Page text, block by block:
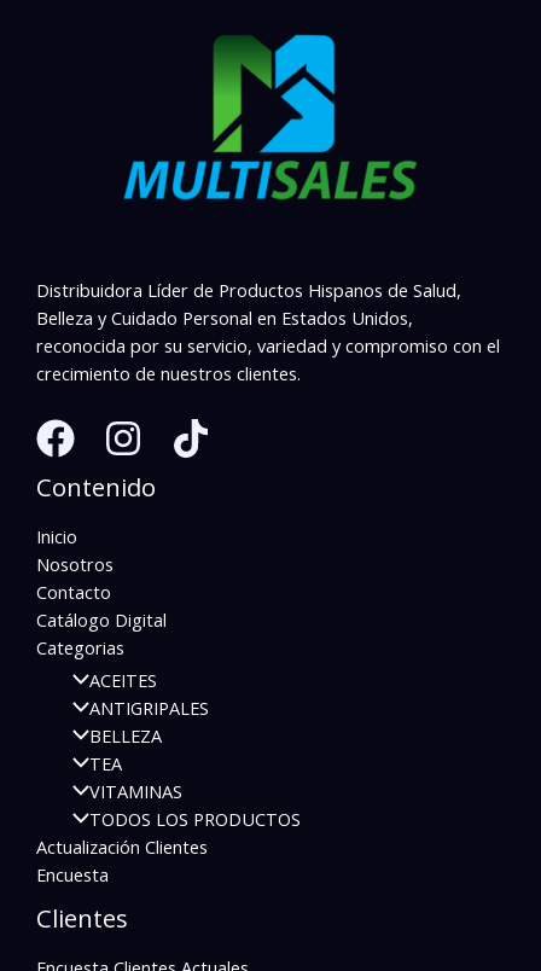
Distribuidora Líder de Productos Hispanos de Salud,
Belleza y Cuidado Personal en Estados Unidos,
reconocida por su servicio, variedad y compromiso con el
crecimiento de nuestros clientes.
Contenido
Inicio
Nosotros
Contacto
Catálogo Digital
Categorias
ACEITES
ANTIGRIPALES
BELLEZA
TEA
VITAMINAS
TODOS LOS PRODUCTOS
Actualización Clientes
Encuesta
Clientes